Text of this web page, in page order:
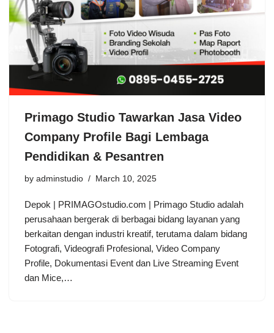
Primago Studio Tawarkan Jasa Video
Company Profile Bagi Lembaga
Pendidikan & Pesantren
by adminstudio March 10, 2025
Depok | PRIMAGOstudio.com | Primago Studio adalah
perusahaan bergerak di berbagai bidang layanan yang
berkaitan dengan industri kreatif, terutama dalam bidang
Fotografi, Videografi Profesional, Video Company
Profile, Dokumentasi Event dan Live Streaming Event
dan Mice,…